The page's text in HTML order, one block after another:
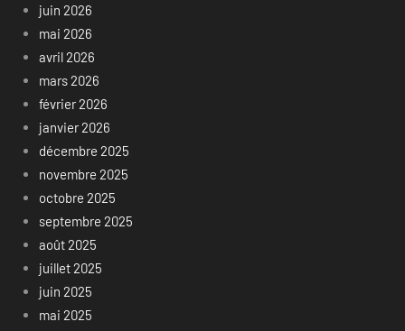
juin 2026
mai 2026
avril 2026
mars 2026
février 2026
janvier 2026
décembre 2025
novembre 2025
octobre 2025
septembre 2025
août 2025
juillet 2025
juin 2025
mai 2025